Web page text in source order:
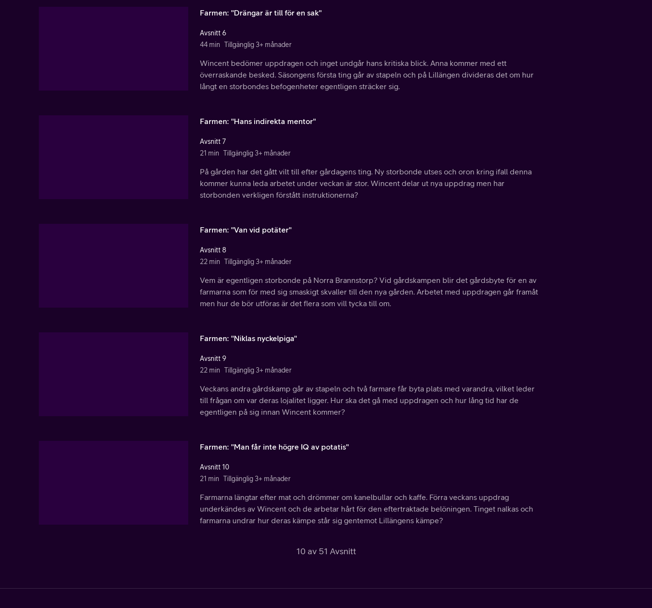
Farmen: "Drängar är till för en sak"
Avsnitt 6
44 min Tillgänglig 3+ månader
Wincent bedömer uppdragen och inget undgår hans kritiska blick. Anna kommer med ett
överraskande besked. Säsongens första ting går av stapeln och på Lillängen divideras det om hur
långt en storbondes befogenheter egentligen sträcker sig.
Farmen: "Hans indirekta mentor"
Avsnitt 7
21 min Tillgänglig 3+ månader
På gården har det gått vilt till efter gårdagens ting. Ny storbonde utses och oron kring ifall denna
kommer kunna leda arbetet under veckan är stor. Wincent delar ut nya uppdrag men har
storbonden verkligen förstått instruktionerna?
Farmen: "Van vid potäter"
Avsnitt 8
22 min Tillgänglig 3+ månader
Vem är egentligen storbonde på Norra Brannstorp? Vid gårdskampen blir det gårdsbyte för en av
farmarna som för med sig smaskigt skvaller till den nya gården. Arbetet med uppdragen går framåt
men hur de bör utföras är det flera som vill tycka till om.
Farmen: "Niklas nyckelpiga"
Avsnitt 9
22 min Tillgänglig 3+ månader
Veckans andra gårdskamp går av stapeln och två farmare får byta plats med varandra, vilket leder
till frågan om var deras lojalitet ligger. Hur ska det gå med uppdragen och hur lång tid har de
egentligen på sig innan Wincent kommer?
Farmen: "Man får inte högre IQ av potatis"
Avsnitt 10
21 min Tillgänglig 3+ månader
Farmarna längtar efter mat och drömmer om kanelbullar och kaffe. Förra veckans uppdrag
underkändes av Wincent och de arbetar hårt för den eftertraktade belöningen. Tinget nalkas och
farmarna undrar hur deras kämpe står sig gentemot Lillängens kämpe?
10 av 51 Avsnitt